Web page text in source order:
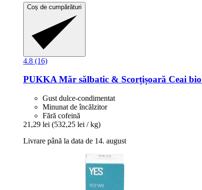
Coș de cumpărături
4.8 (16)
PUKKAMăr sălbatic & Scorțișoară Ceai
Gust dulce-condimentat
Minunat de încălzitor
Fără cofeină
21,29 lei (532,25 lei / kg)
Livrare până la data de 14. august